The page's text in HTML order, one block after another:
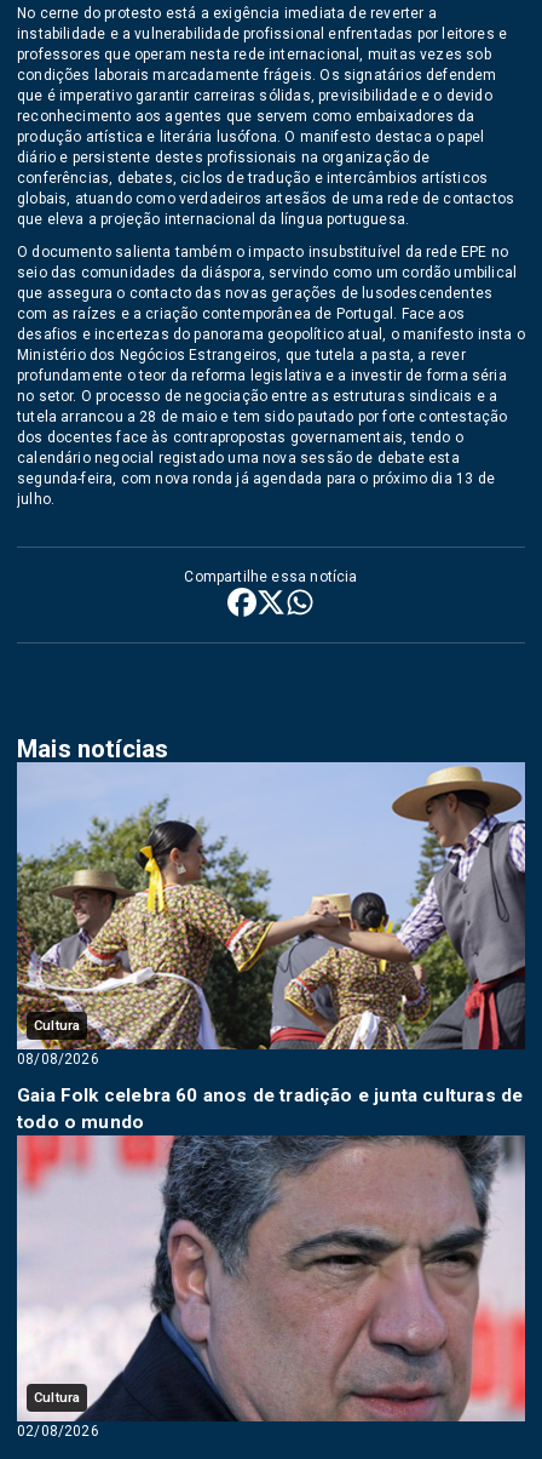
No cerne do protesto está a exigência imediata de reverter a
instabilidade e a vulnerabilidade profissional enfrentadas por leitores e
professores que operam nesta rede internacional, muitas vezes sob
condições laborais marcadamente frágeis. Os signatários defendem
que é imperativo garantir carreiras sólidas, previsibilidade e o devido
reconhecimento aos agentes que servem como embaixadores da
produção artística e literária lusófona. O manifesto destaca o papel
diário e persistente destes profissionais na organização de
conferências, debates, ciclos de tradução e intercâmbios artísticos
globais, atuando como verdadeiros artesãos de uma rede de contactos
que eleva a projeção internacional da língua portuguesa.
O documento salienta também o impacto insubstituível da rede EPE no
seio das comunidades da diáspora, servindo como um cordão umbilical
que assegura o contacto das novas gerações de lusodescendentes
com as raízes e a criação contemporânea de Portugal. Face aos
desafios e incertezas do panorama geopolítico atual, o manifesto insta o
Ministério dos Negócios Estrangeiros, que tutela a pasta, a rever
profundamente o teor da reforma legislativa e a investir de forma séria
no setor. O processo de negociação entre as estruturas sindicais e a
tutela arrancou a 28 de maio e tem sido pautado por forte contestação
dos docentes face às contrapropostas governamentais, tendo o
calendário negocial registado uma nova sessão de debate esta
segunda-feira, com nova ronda já agendada para o próximo dia 13 de
julho.
Compartilhe essa notícia
Mais notícias
Cultura
08/08/2026
Gaia Folk celebra 60 anos de tradição e junta culturas de
todo o mundo
Cultura
02/08/2026